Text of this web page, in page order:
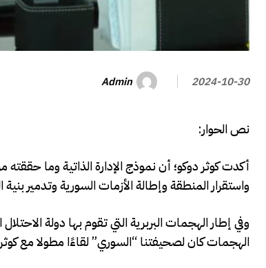
2024-10-30
Admin
نص الحوار:
أكدت كوثر دوكو؛ أن نموذج الإدارة الذاتية وما
واستقرار المنطقة وإطالة الأزمات السورية وتدمير
وفي إطار الهجمات البربرية التي تقوم بها دولة
الهجمات كان لصحيفتنا “السوري” لقاءًا مطولا مع